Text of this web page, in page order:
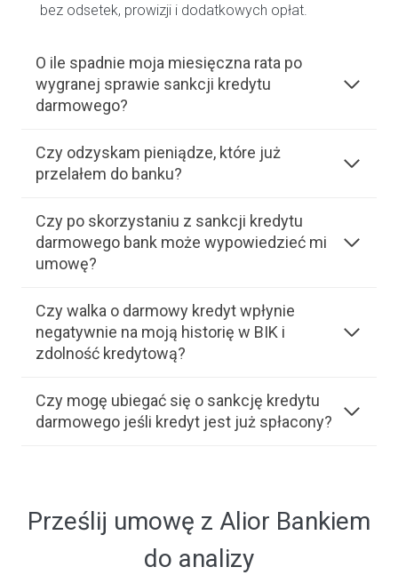
bez odsetek, prowizji i dodatkowych opłat.
O ile spadnie moja miesięczna rata po
wygranej sprawie sankcji kredytu
darmowego?
Czy odzyskam pieniądze, które już
przelałem do banku?
Czy po skorzystaniu z sankcji kredytu
darmowego bank może wypowiedzieć mi
umowę?
Czy walka o darmowy kredyt wpłynie
negatywnie na moją historię w BIK i
zdolność kredytową?
Czy mogę ubiegać się o sankcję kredytu
darmowego jeśli kredyt jest już spłacony?
Prześlij umowę z Alior Bankiem
do analizy